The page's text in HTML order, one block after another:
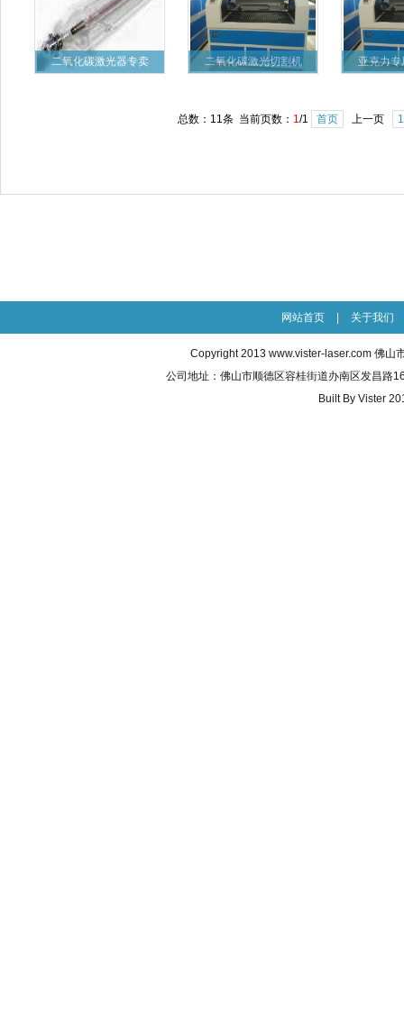
二氧化碳激光器专卖 二氧化碳激光切割机 亚克力
总数：11条 当前页数： 1/1 首页 上一页 1
网站首页 关于我们
Copyright 2013 www.vister-laser.com 佛山
公司地址：佛山市顺德区容桂街道办南区发昌路
Built By Vister